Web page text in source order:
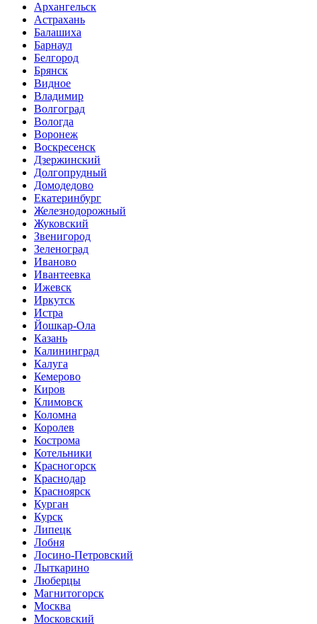
Архангельск
Астрахань
Балашиха
Барнаул
Белгород
Брянск
Видное
Владимир
Волгоград
Вологда
Воронеж
Воскресенск
Дзержинский
Долгопрудный
Домодедово
Екатеринбург
Железнодорожный
Жуковский
Звенигород
Зеленоград
Иваново
Ивантеевка
Ижевск
Иркутск
Истра
Йошкар-Ола
Казань
Калининград
Калуга
Кемерово
Киров
Климовск
Коломна
Королев
Кострома
Котельники
Красногорск
Краснодар
Красноярск
Курган
Курск
Липецк
Лобня
Лосино-Петровский
Лыткарино
Люберцы
Магнитогорск
Москва
Московский